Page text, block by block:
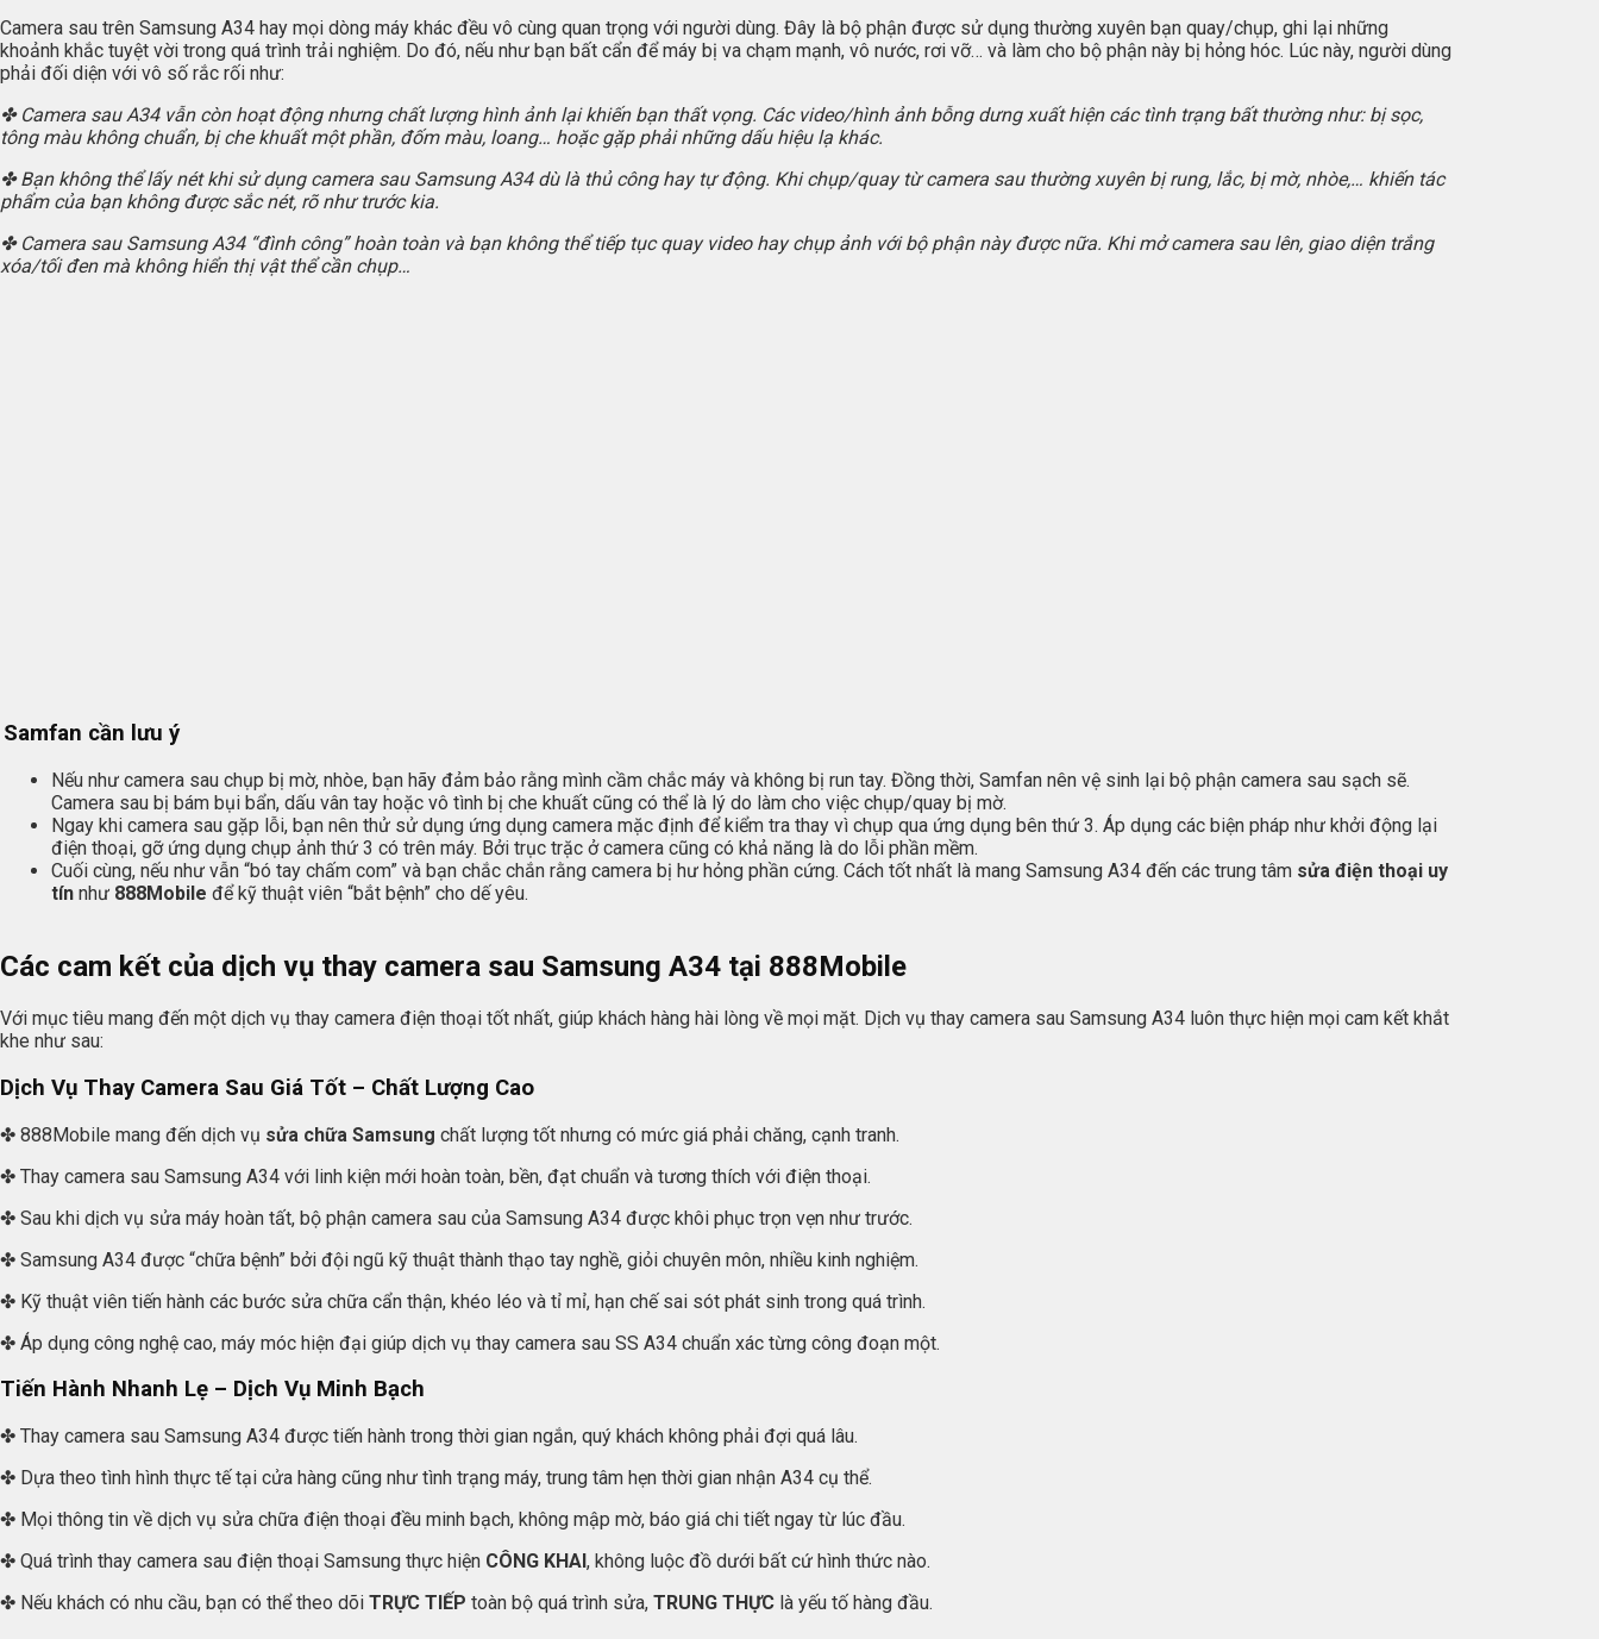
Camera sau trên Samsung A34 hay mọi dòng máy khác đều vô cùng quan trọng với người dùng. Đây là bộ phận được sử dụng thường xuyên bạn quay/chụp, ghi lại những
khoảnh khắc tuyệt vời trong quá trình trải nghiệm. Do đó, nếu như bạn bất cẩn để máy bị va chạm mạnh, vô nước, rơi vỡ… và làm cho bộ phận này bị hỏng hóc. Lúc này, người dùng
phải đối diện với vô số rắc rối như:
✤ Camera sau A34 vẫn còn hoạt động nhưng chất lượng hình ảnh lại khiến bạn thất vọng. Các video/hình ảnh bỗng dưng xuất hiện các tình trạng bất thường như: bị sọc,
tông màu không chuẩn, bị che khuất một phần, đốm màu, loang… hoặc gặp phải những dấu hiệu lạ khác.
✤ Bạn không thể lấy nét khi sử dụng camera sau Samsung A34 dù là thủ công hay tự động. Khi chụp/quay từ camera sau thường xuyên bị rung, lắc, bị mờ, nhòe,… khiến tác
phẩm của bạn không được sắc nét, rõ như trước kia.
✤ Camera sau Samsung A34 “đình công” hoàn toàn và bạn không thể tiếp tục quay video hay chụp ảnh với bộ phận này được nữa. Khi mở camera sau lên, giao diện trắng
xóa/tối đen mà không hiển thị vật thể cần chụp…
Samfan cần lưu ý
Nếu như camera sau chụp bị mờ, nhòe, bạn hãy đảm bảo rằng mình cầm chắc máy và không bị run tay. Đồng thời, Samfan nên vệ sinh lại bộ phận camera sau sạch sẽ.
Camera sau bị bám bụi bẩn, dấu vân tay hoặc vô tình bị che khuất cũng có thể là lý do làm cho việc chụp/quay bị mờ.
Ngay khi camera sau gặp lỗi, bạn nên thử sử dụng ứng dụng camera mặc định để kiểm tra thay vì chụp qua ứng dụng bên thứ 3. Áp dụng các biện pháp như khởi động lại
điện thoại, gỡ ứng dụng chụp ảnh thứ 3 có trên máy. Bởi trục trặc ở camera cũng có khả năng là do lỗi phần mềm.
Cuối cùng, nếu như vẫn “bó tay chấm com” và bạn chắc chắn rằng camera bị hư hỏng phần cứng. Cách tốt nhất là mang Samsung A34 đến các trung tâm sửa điện thoại uy
tín như 888Mobile để kỹ thuật viên “bắt bệnh” cho dế yêu.
Các cam kết của dịch vụ thay camera sau Samsung A34 tại 888Mobile
Với mục tiêu mang đến một dịch vụ thay camera điện thoại tốt nhất, giúp khách hàng hài lòng về mọi mặt. Dịch vụ thay camera sau Samsung A34 luôn thực hiện mọi cam kết khắt
khe như sau:
Dịch Vụ Thay Camera Sau Giá Tốt – Chất Lượng Cao
✤ 888Mobile mang đến dịch vụ sửa chữa Samsung chất lượng tốt nhưng có mức giá phải chăng, cạnh tranh.
✤ Thay camera sau Samsung A34 với linh kiện mới hoàn toàn, bền, đạt chuẩn và tương thích với điện thoại.
✤ Sau khi dịch vụ sửa máy hoàn tất, bộ phận camera sau của Samsung A34 được khôi phục trọn vẹn như trước.
✤ Samsung A34 được “chữa bệnh” bởi đội ngũ kỹ thuật thành thạo tay nghề, giỏi chuyên môn, nhiều kinh nghiệm.
✤ Kỹ thuật viên tiến hành các bước sửa chữa cẩn thận, khéo léo và tỉ mỉ, hạn chế sai sót phát sinh trong quá trình.
✤ Áp dụng công nghệ cao, máy móc hiện đại giúp dịch vụ thay camera sau SS A34 chuẩn xác từng công đoạn một.
Tiến Hành Nhanh Lẹ – Dịch Vụ Minh Bạch
✤ Thay camera sau Samsung A34 được tiến hành trong thời gian ngắn, quý khách không phải đợi quá lâu.
✤ Dựa theo tình hình thực tế tại cửa hàng cũng như tình trạng máy, trung tâm hẹn thời gian nhận A34 cụ thể.
✤ Mọi thông tin về dịch vụ sửa chữa điện thoại đều minh bạch, không mập mờ, báo giá chi tiết ngay từ lúc đầu.
✤ Quá trình thay camera sau điện thoại Samsung thực hiện CÔNG KHAI , không luộc đồ dưới bất cứ hình thức nào.
✤ Nếu khách có nhu cầu, bạn có thể theo dõi TRỰC TIẾP toàn bộ quá trình sửa, TRUNG THỰC là yếu tố hàng đầu.